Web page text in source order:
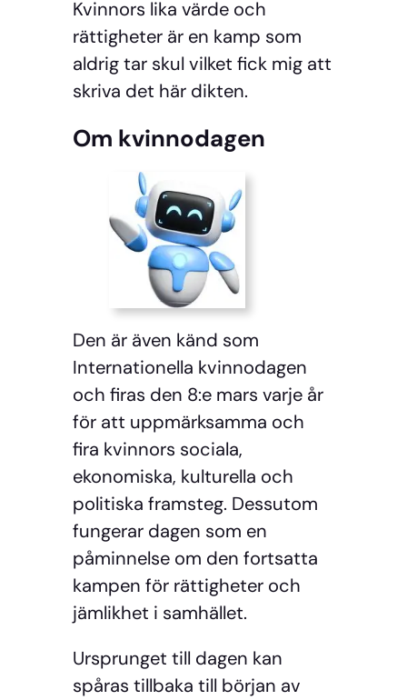
Kvinnors lika värde och
rättigheter är en kamp som
aldrig tar skul vilket fick mig att
skriva det här dikten.
Om kvinnodagen
Den är även känd som
Internationella kvinnodagen
och firas den 8:e mars varje år
för att uppmärksamma och
fira kvinnors sociala,
ekonomiska, kulturella och
politiska framsteg. Dessutom
fungerar dagen som en
påminnelse om den fortsatta
kampen för rättigheter och
jämlikhet i samhället.
Ursprunget till dagen kan
spåras tillbaka till början av